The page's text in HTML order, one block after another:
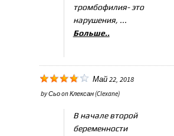
тромбофилия- это
нарушения, ...
Больше..
Май 22, 2018
byСьоonКлексан (Clexane)
В начале второй
беременности